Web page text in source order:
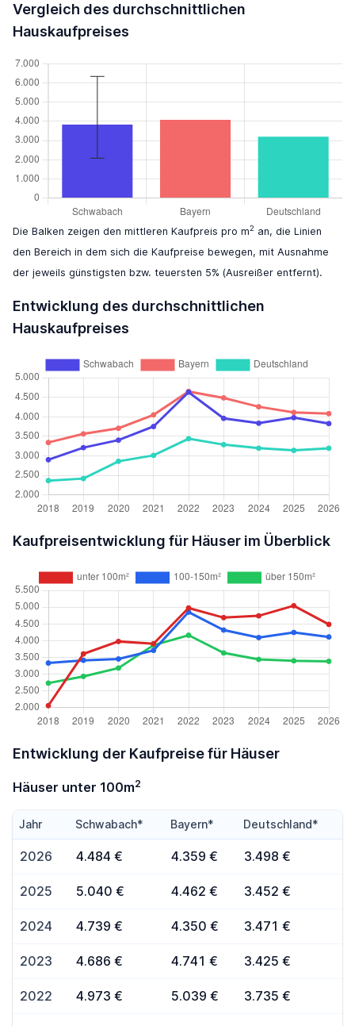
Vergleich des durchschnittlichen
Hauskaufpreises
Die Balken zeigen den mittleren Kaufpreis pro m2 an, die Linien
den Bereich in dem sich die Kaufpreise bewegen, mit Ausnahme
der jeweils günstigsten bzw. teuersten 5% (Ausreißer entfernt).
Entwicklung des durchschnittlichen
Hauskaufpreises
Kaufpreisentwicklung für Häuser im Überblick
Entwicklung der Kaufpreise für Häuser
Häuser unter 100m2
Jahr Schwabach* Bayern* Deutschland*
2026 4.484 € 4.359 € 3.498 €
2025 5.040 € 4.462 € 3.452 €
2024 4.739 € 4.350 € 3.471 €
2023 4.686 € 4.741 € 3.425 €
2022 4.973 € 5.039 € 3.735 €